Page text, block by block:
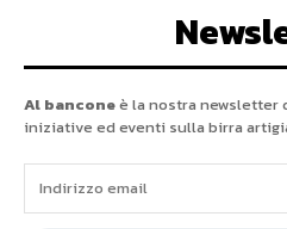
Al banconeè la nostra newsletter
iniziative ed eventi sulla birra